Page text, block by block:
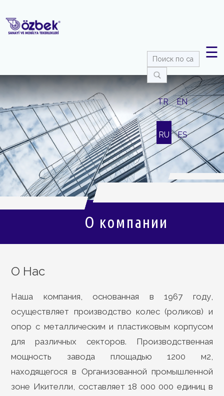
☰
TR EN
RU ES
О компании
О Нас
Наша компания, основанная в 1967 году,
осуществляет производство колес (роликов) и
опор с металлическим и пластиковым корпусом
для различных секторов. Производственная
мощность завода площадью 1200 м2,
находящегося в Организованной промышленной
зоне Икителли, составляет 18 000 000 единиц в